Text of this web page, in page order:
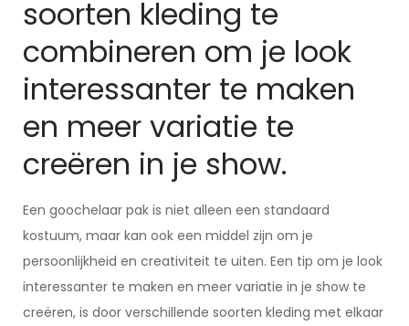
soorten kleding te
combineren om je look
interessanter te maken
en meer variatie te
creëren in je show.
Een goochelaar pak is niet alleen een standaard
kostuum, maar kan ook een middel zijn om je
persoonlijkheid en creativiteit te uiten. Een tip om je look
interessanter te maken en meer variatie in je show te
creëren, is door verschillende soorten kleding met elkaar